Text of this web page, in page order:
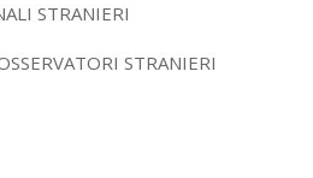
STRANIERI
STRANIERI